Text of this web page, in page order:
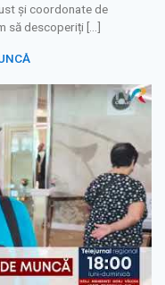
și coordonate de
să descoperiți […]